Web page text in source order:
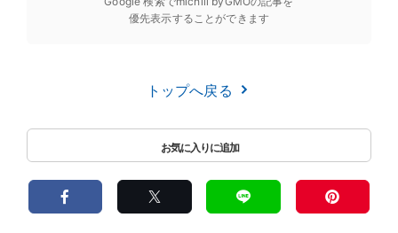
優先表示することができます
トップへ戻る